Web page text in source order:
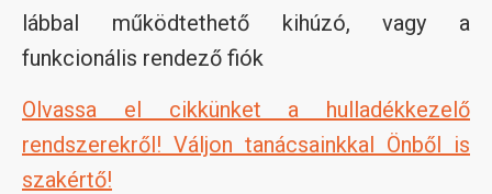
lábbal működtethető kihúzó, vagy a
funkcionális rendező fiók
Olvassa el cikkünket a hulladékkezelő
rendszerekről! Váljon tanácsainkkal Önből is
szakértő!